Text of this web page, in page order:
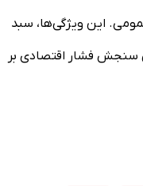
این ویژگی‌ها، سبد
سنجش فشار اقتصادی بر